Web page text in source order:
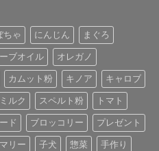
ちゃ にんじん まぐろ
ブオイル オレガノ
カムット粉 キノア キャロブ
ルク スペルト粉 トマト
ド ブロッコリー プレゼント
リー 子犬 惣菜 手作り